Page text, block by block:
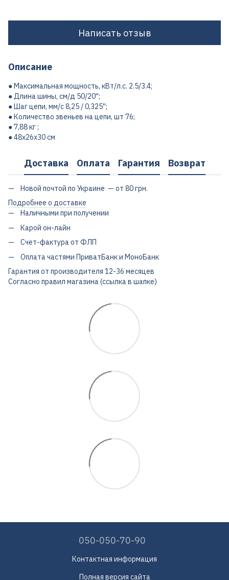
Написать отзыв
Описание
● Максимальная мощность, кВт/л.с. 2.5/3.4;
● Длина шины, см/д 50/20'';
● Шаг цепи, мм/с 8,25 / 0,325'';
● Количество звеньев на цепи, шт 76;
● 7,88 кг ;
● 48х26х30 см
Доставка Оплата Гарантия Возврат
Новой почтой по Украине — от 80 грн.
Подробнее о доставке
Наличными при получении
Карой он-лайн
Счет-фактура от ФЛП
Оплата частями ПриватБанк и МоноБанк
Гарантия от производителя 12-36 месяцев
Согласно правил магазина (ссылка в шапке)
050-050-70-90
Контактная информация
Полная версия сайта